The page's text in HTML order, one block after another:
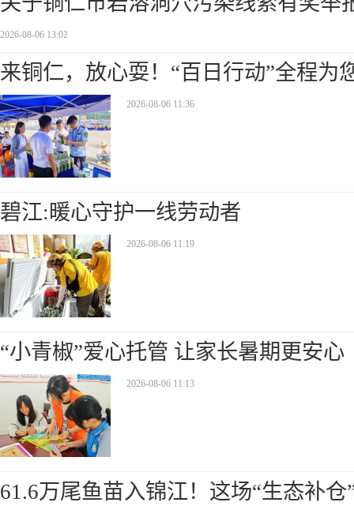
2026-08-06 13:02
来铜仁，放心耍！“百日行动”全程为
2026-08-06 11:36
碧江:暖心守护一线劳动者
2026-08-06 11:19
“小青椒”爱心托管 让家长暑期更安心
2026-08-06 11:13
61.6万尾鱼苗入锦江！这场“生态补仓